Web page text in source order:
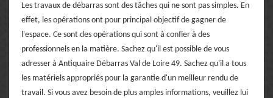
Les travaux de débarras sont des tâches qui ne sont pas simples. En
effet, les opérations ont pour principal objectif de gagner de
l'espace. Ce sont des opérations qui sont à confier à des
professionnels en la matière. Sachez qu'il est possible de vous
adresser à Antiquaire Débarras Val de Loire 49. Sachez qu'il a tous
les matériels appropriés pour la garantie d'un meilleur rendu de
travail. Si vous avez besoin de plus amples informations, veuillez lui